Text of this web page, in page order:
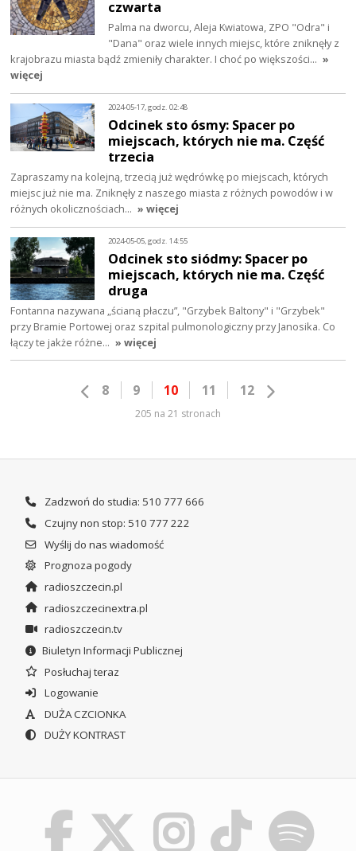
czwarta
Palma na dworcu, Aleja Kwiatowa, ZPO "Odra" i
"Dana" oraz wiele innych miejsc, które zniknęły z
krajobrazu miasta bądź zmieniły charakter. I choć po większości… »
więcej
2024-05-17, godz. 02:48
Odcinek sto ósmy: Spacer po
miejscach, których nie ma. Część
trzecia
Zapraszamy na kolejną, trzecią już wędrówkę po miejscach, których
miejsc już nie ma. Zniknęły z naszego miasta z różnych powodów i w
różnych okolicznościach… » więcej
2024-05-05, godz. 14:55
Odcinek sto siódmy: Spacer po
miejscach, których nie ma. Część
druga
Fontanna nazywana „ścianą płaczu”, "Grzybek Baltony" i "Grzybek"
przy Bramie Portowej oraz szpital pulmonologiczny przy Janosika. Co
łączy te jakże różne… » więcej
8 9 10 11 12
205 na 21 stronach
Zadzwoń do studia: 510 777 666
Czujny non stop: 510 777 222
Wyślij do nas wiadomość
Prognoza pogody
radioszczecin.pl
radioszczecinextra.pl
radioszczecin.tv
Biuletyn Informacji Publicznej
Posłuchaj teraz
Logowanie
DUŻA CZCIONKA
DUŻY KONTRAST